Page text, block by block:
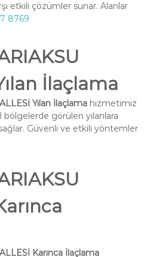
etkili çözümler sunar. Alanlar
8769
İlaçlama
Yılan İlaçlamahizmetimiz
bölgelerde görülen yılanlara
Güvenli ve etkili yöntemler
Karınca İlaçlama